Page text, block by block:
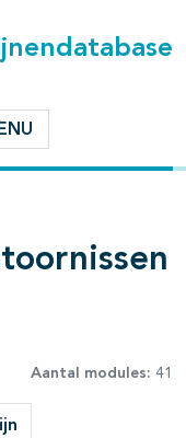
Aantal modules: 41